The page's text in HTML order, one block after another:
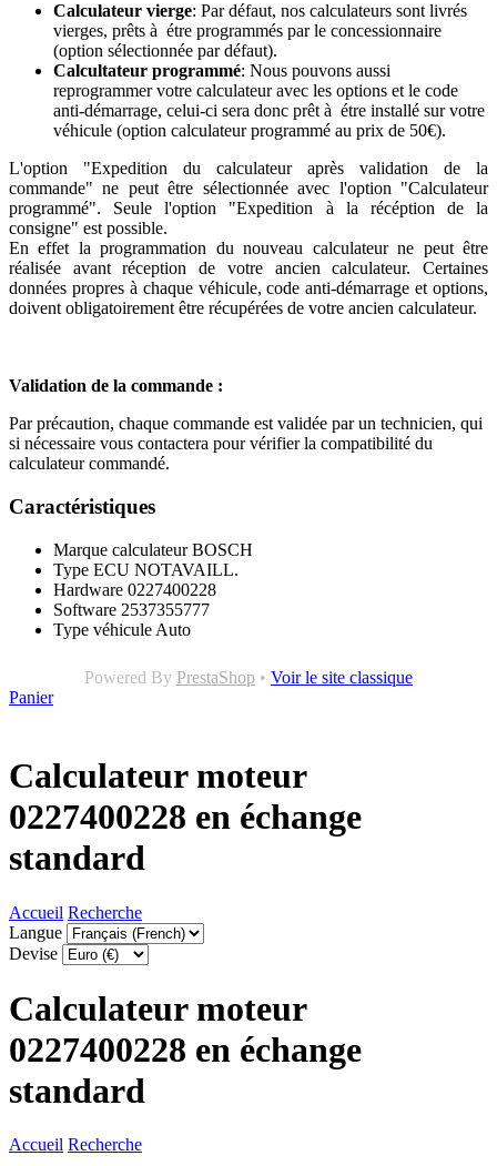
Calculateur vierge: Par défaut, nos calculateurs sont livrés
vierges, prêts à étre programmés par le concessionnaire
(option sélectionnée par défaut).
Calcultateur programmé: Nous pouvons aussi
reprogrammer votre calculateur avec les options et le code
anti-démarrage, celui-ci sera donc prêt à étre installé sur votre
véhicule (option calculateur programmé au prix de 50€).
L'option "Expedition du calculateur après validation de la
commande" ne peut être sélectionnée avec l'option "Calculateur
programmé". Seule l'option "Expedition à la récéption de la
consigne" est possible.
En effet la programmation du nouveau calculateur ne peut être
réalisée avant réception de votre ancien calculateur. Certaines
données propres à chaque véhicule, code anti-démarrage et options,
doivent obligatoirement être récupérées de votre ancien calculateur.
Validation de la commande :
Par précaution, chaque commande est validée par un technicien, qui
si nécessaire vous contactera pour vérifier la compatibilité du
calculateur commandé.
Caractéristiques
Marque calculateur BOSCH
Type ECU NOTAVAILL.
Hardware 0227400228
Software 2537355777
Type véhicule Auto
Powered By PrestaShop • Voir le site classique
Panier
Calculateur moteur
0227400228 en échange
standard
Accueil Recherche
Langue
Devise
Calculateur moteur
0227400228 en échange
standard
Accueil Recherche